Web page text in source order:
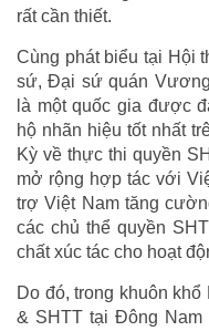
rất cần thiết.
Cùng phát biểu tại Hội
sứ, Đại sứ quán
là một quốc gia được
hộ nhãn hiệu tốt nhất
Kỳ về thực thi quyền
mở rộng hợp tác với
trợ Việt Nam tăng
các chủ thể quyền
chất xúc tác cho hoạt
Do đó, trong khuôn
& SHTT tại Đông Nam